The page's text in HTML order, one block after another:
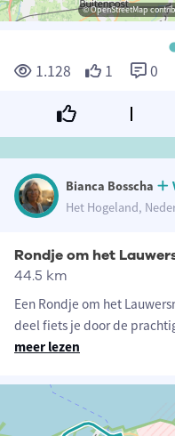
© OpenStreetMap
1.128 1 0
Bianca Bosscha
Het Hogeland,
Rondje om het
44.5 km
Een Rondje om het
deel fiets je door de
meer lezen